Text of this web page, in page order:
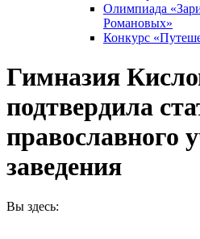
Олимпиада
Романовых»
Конкурс
Гимназия
подтвердила
православного
заведения
Вы здесь: